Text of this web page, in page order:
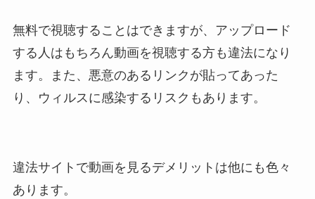
無料で視聴することはできますが、アップロード
する人はもちろん動画を視聴する方も違法になり
ます。また、悪意のあるリンクが貼ってあった
り、ウィルスに感染するリスクもあります。
違法サイトで動画を見るデメリットは他にも色々
あります。